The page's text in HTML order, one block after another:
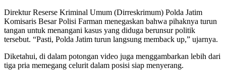
Direktur Reserse Kriminal Umum (Dirreskrimum) Polda Jatim
Komisaris Besar Polisi Farman menegaskan bahwa pihaknya turun
tangan untuk menangani kasus yang diduga berunsur politik
tersebut. “Pasti, Polda Jatim turun langsung memback up,” ujarnya.
Diketahui, di dalam potongan video juga menggambarkan lebih dari
tiga pria memegang celurit dalam posisi siap menyerang.